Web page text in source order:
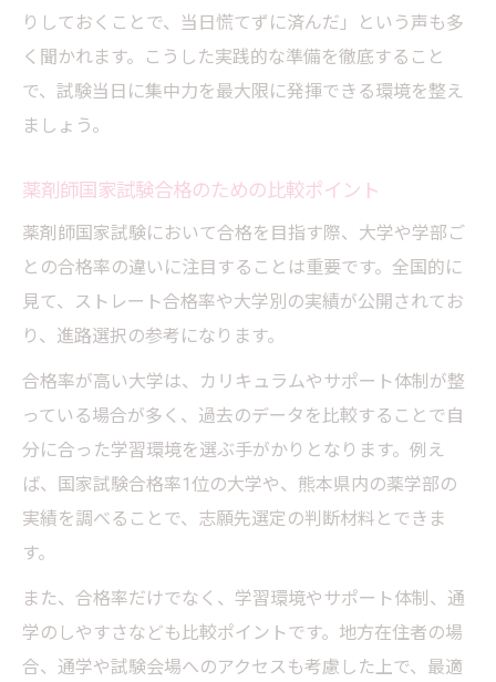
りしておくことで、当日慌てずに済んだ」という声も多
く聞かれます。こうした実践的な準備を徹底すること
で、試験当日に集中力を最大限に発揮できる環境を整え
ましょう。
薬剤師国家試験合格のための比較ポイント
薬剤師国家試験において合格を目指す際、大学や学部ご
との合格率の違いに注目することは重要です。全国的に
見て、ストレート合格率や大学別の実績が公開されてお
り、進路選択の参考になります。
合格率が高い大学は、カリキュラムやサポート体制が整
っている場合が多く、過去のデータを比較することで自
分に合った学習環境を選ぶ手がかりとなります。例え
ば、国家試験合格率1位の大学や、熊本県内の薬学部の
実績を調べることで、志願先選定の判断材料とできま
す。
また、合格率だけでなく、学習環境やサポート体制、通
学のしやすさなども比較ポイントです。地方在住者の場
合、通学や試験会場へのアクセスも考慮した上で、最適